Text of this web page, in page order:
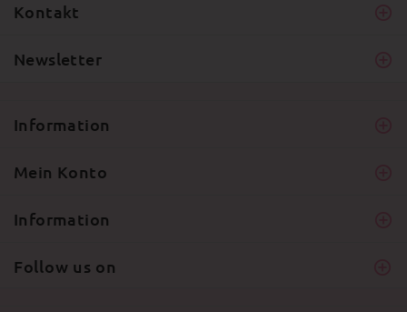
Kontakt
Newsletter
Information
Mein Konto
Information
Follow us on